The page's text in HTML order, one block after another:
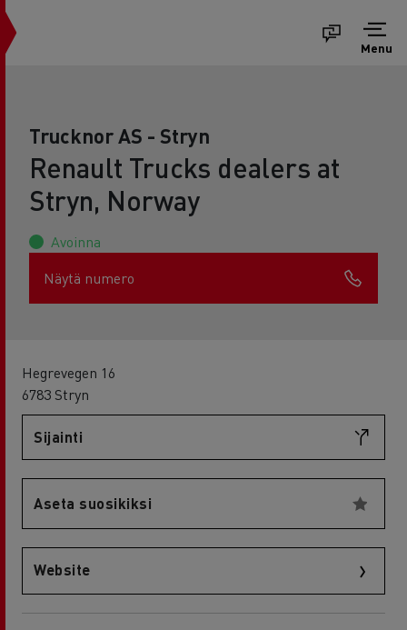
Menu
Trucknor AS - Stryn
Renault Trucks dealers at
Stryn, Norway
Avoinna
Näytä numero
Hegrevegen 16
6783 Stryn
Sijainti
Aseta suosikiksi
Website